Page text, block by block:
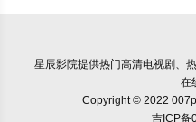
星辰影院提供热门高清电视剧、
在
Copyright © 2022
吉ICP备